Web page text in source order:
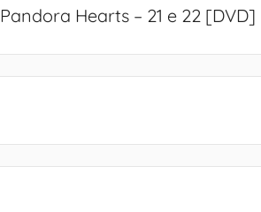
Pandora Hearts – 21 e 22 [DVD]